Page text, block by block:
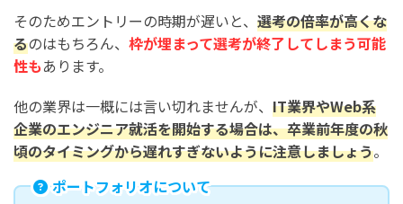
そのためエントリーの時期が遅いと、 選考の倍率が高くな
るのはもちろん、 枠が埋まって選考が終了してしまう可能
性もあります。
他の業界は一概には言い切れませんが、 IT業界やWeb系
企業のエンジニア就活を開始する場合は、卒業前年度の秋
頃のタイミングから遅れすぎないように注意しましょう。
ポートフォリオについて